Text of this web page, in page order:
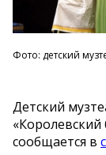
Фото: детский
Детский
сообщается в